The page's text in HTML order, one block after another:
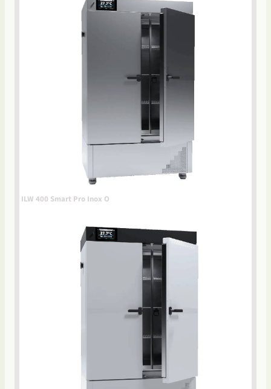
ILW 400 Smart Pro Inox O